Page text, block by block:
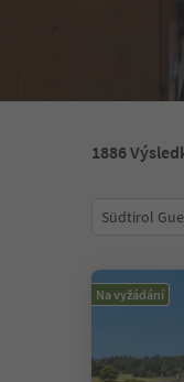
1886
Südtirol
Na vyžádání